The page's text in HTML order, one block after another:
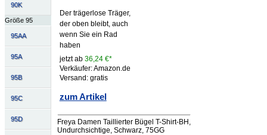
90K
Größe 95
95AA
95A
95B
95C
95D
Der trägerlose Träger,
der oben bleibt, auch
wenn Sie ein Rad
haben
jetzt ab 36,24 €*
Verkäufer: Amazon.de
Versand: gratis
zum Artikel
Freya Damen Taillierter Bügel T-Shirt-BH,
Undurchsichtige, Schwarz, 75GG